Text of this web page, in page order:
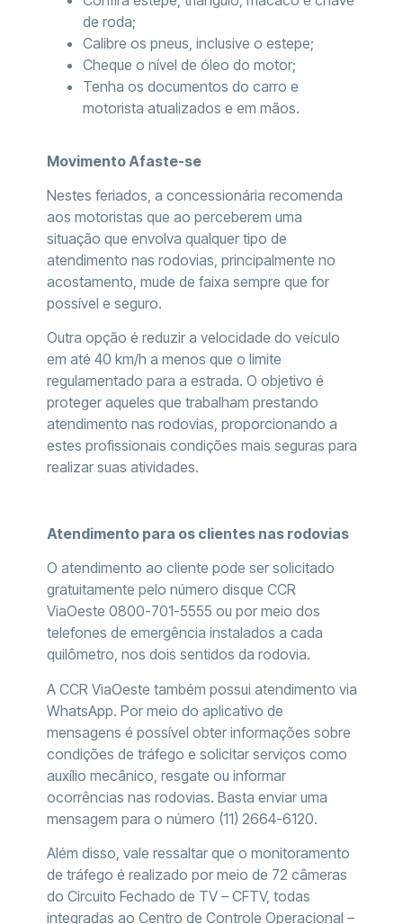
de roda;
Calibre os pneus, inclusive o estepe;
Cheque o nível de óleo do motor;
Tenha os documentos do carro e
motorista atualizados e em mãos.
Movimento Afaste-se
Nestes feriados, a concessionária recomenda
aos motoristas que ao perceberem uma
situação que envolva qualquer tipo de
atendimento nas rodovias, principalmente no
acostamento, mude de faixa sempre que for
possível e seguro.
Outra opção é reduzir a velocidade do veículo
em até 40 km/h a menos que o limite
regulamentado para a estrada. O objetivo é
proteger aqueles que trabalham prestando
atendimento nas rodovias, proporcionando a
estes profissionais condições mais seguras para
realizar suas atividades.
Atendimento para os clientes nas rodovias
O atendimento ao cliente pode ser solicitado
gratuitamente pelo número disque CCR
ViaOeste 0800-701-5555 ou por meio dos
telefones de emergência instalados a cada
quilômetro, nos dois sentidos da rodovia.
A CCR ViaOeste também possui atendimento via
WhatsApp. Por meio do aplicativo de
mensagens é possível obter informações sobre
condições de tráfego e solicitar serviços como
auxílio mecânico, resgate ou informar
ocorrências nas rodovias. Basta enviar uma
mensagem para o número (11) 2664-6120.
Além disso, vale ressaltar que o monitoramento
de tráfego é realizado por meio de 72 câmeras
do Circuito Fechado de TV – CFTV, todas
integradas ao Centro de Controle Operacional –